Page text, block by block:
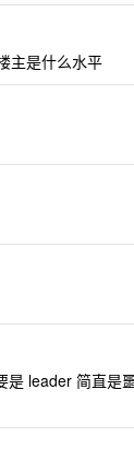
主是什么水平
leader 简直是